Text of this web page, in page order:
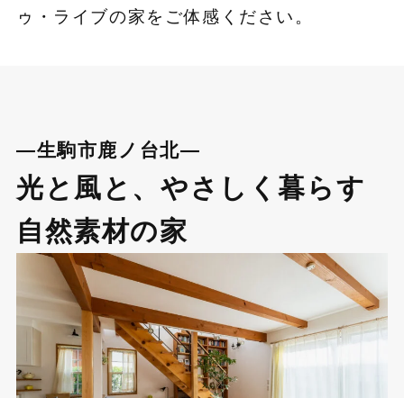
ゥ・ライブの家をご体感ください。
―生駒市鹿ノ台北―
光と風と、やさしく暮らす
自然素材の家